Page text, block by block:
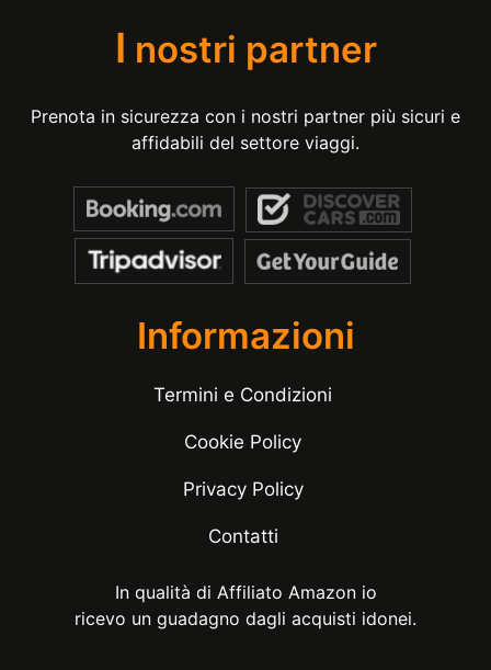
I nostri partner
Prenota in sicurezza con i nostri partner più sicuri e
affidabili del settore viaggi.
Informazioni
Termini e Condizioni
Cookie Policy
Privacy Policy
Contatti
In qualità di Affiliato Amazon io
ricevo un guadagno dagli acquisti idonei.